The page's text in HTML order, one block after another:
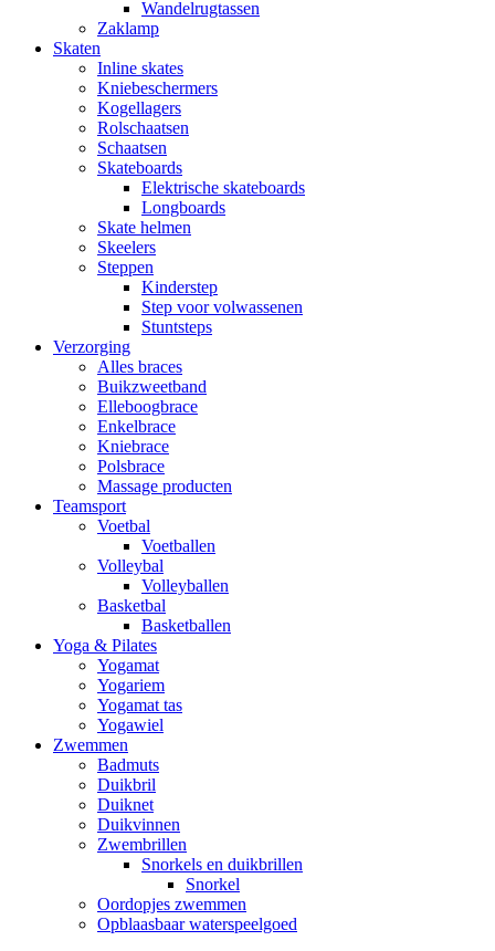
Wandelrugtassen
Zaklamp
Skaten
Inline skates
Kniebeschermers
Kogellagers
Rolschaatsen
Schaatsen
Skateboards
Elektrische skateboards
Longboards
Skate helmen
Skeelers
Steppen
Kinderstep
Step voor volwassenen
Stuntsteps
Verzorging
Alles braces
Buikzweetband
Elleboogbrace
Enkelbrace
Kniebrace
Polsbrace
Massage producten
Teamsport
Voetbal
Voetballen
Volleybal
Volleyballen
Basketbal
Basketballen
Yoga & Pilates
Yogamat
Yogariem
Yogamat tas
Yogawiel
Zwemmen
Badmuts
Duikbril
Duiknet
Duikvinnen
Zwembrillen
Snorkels en duikbrillen
Snorkel
Oordopjes zwemmen
Opblaasbaar waterspeelgoed